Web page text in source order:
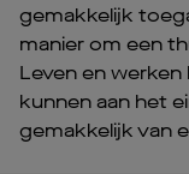
gemakkelijk
manier om een
Leven en
kunnen aan het
gemakkelijk van